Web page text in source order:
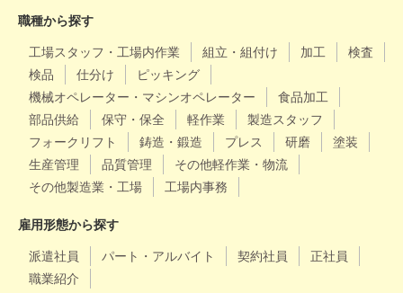
職種から探す
工場スタッフ・工場内作業 組立・組付け 加工
検査
検品
仕分け
ピッキング
機械オペレーター・マシンオペレーター
食品加工
部品供給
保守・保全 軽作業
製造スタッフ
フォークリフト
鋳造・鍛造 プレス 研磨
塗装
生産管理
品質管理
その他軽作業・物流
その他製造業・工場
工場内事務
雇用形態から探す
派遣社員 パート・アルバイト 契約社員
正社員
職業紹介